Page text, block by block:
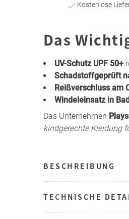
Kostenlose
Das
UV-Schutz UPF 50+
Schadstoffgeprüft
Reißverschluss am
Windeleinsatz in
Das Unternehmen
kindgerechte Kleidung
BESCHREIBUNG
TECHNISCHE